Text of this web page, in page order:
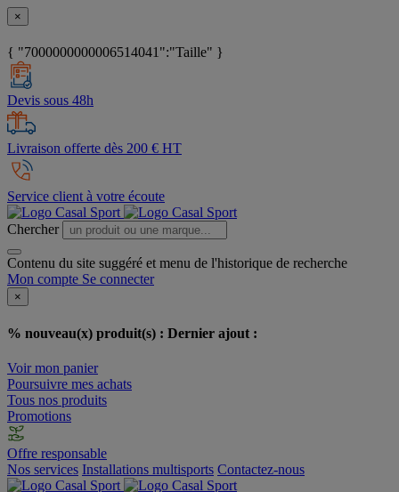
×
{ "7000000000006514041":"Taille" }
Devis sous 48h
Livraison offerte dès 200 € HT
Service client à votre écoute
Chercher
Contenu du site suggéré et menu de l'historique de recherche
Mon compte Se connecter
×
% nouveau(x) produit(s) : Dernier ajout :
Voir mon panier
Poursuivre mes achats
Tous nos produits
Promotions
Offre responsable
Nos services Installations multisports Contactez-nous